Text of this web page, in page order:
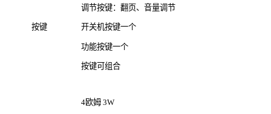
按键
调节按键：翻页、音量调节
开关机按键一个
功能按键一个
按键可组合
4欧姆 3W